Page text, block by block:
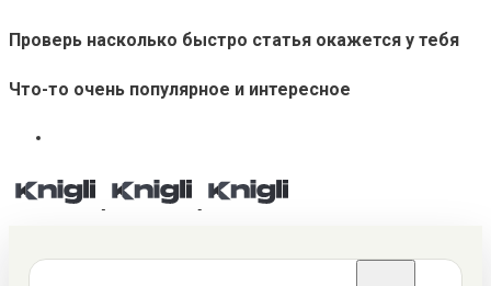
Проверь насколько быстро статья окажется у тебя
Что-то очень популярное и интересное